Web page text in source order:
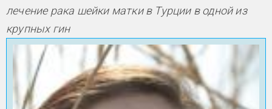
лечение рака шейки матки в Турции в одной из
крупных гин